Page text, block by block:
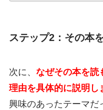
ステップ2：その本
次に、 なぜその本を読
理由を具体的に説明し
興味のあったテーマだ